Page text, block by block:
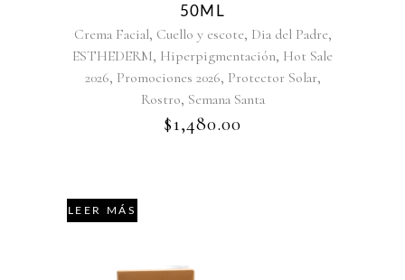
50ML
Crema Facial, Cuello y escote, Dia del Padre,
ESTHEDERM, Hiperpigmentación, Hot Sale
2026, Promociones 2026, Protector Solar,
Rostro, Semana Santa
$1,480.00
LEER MÁS